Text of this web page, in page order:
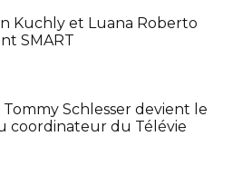
Kuchly et Luana Roberto
SMART
Tommy Schlesser devient le
coordinateur du Télévie